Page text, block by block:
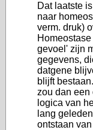
Dat laatste
naar
verm. druk)
gevoel' zijn
gegevens,
datgene
blijft
zou dan een
logica van
lang
ontstaan